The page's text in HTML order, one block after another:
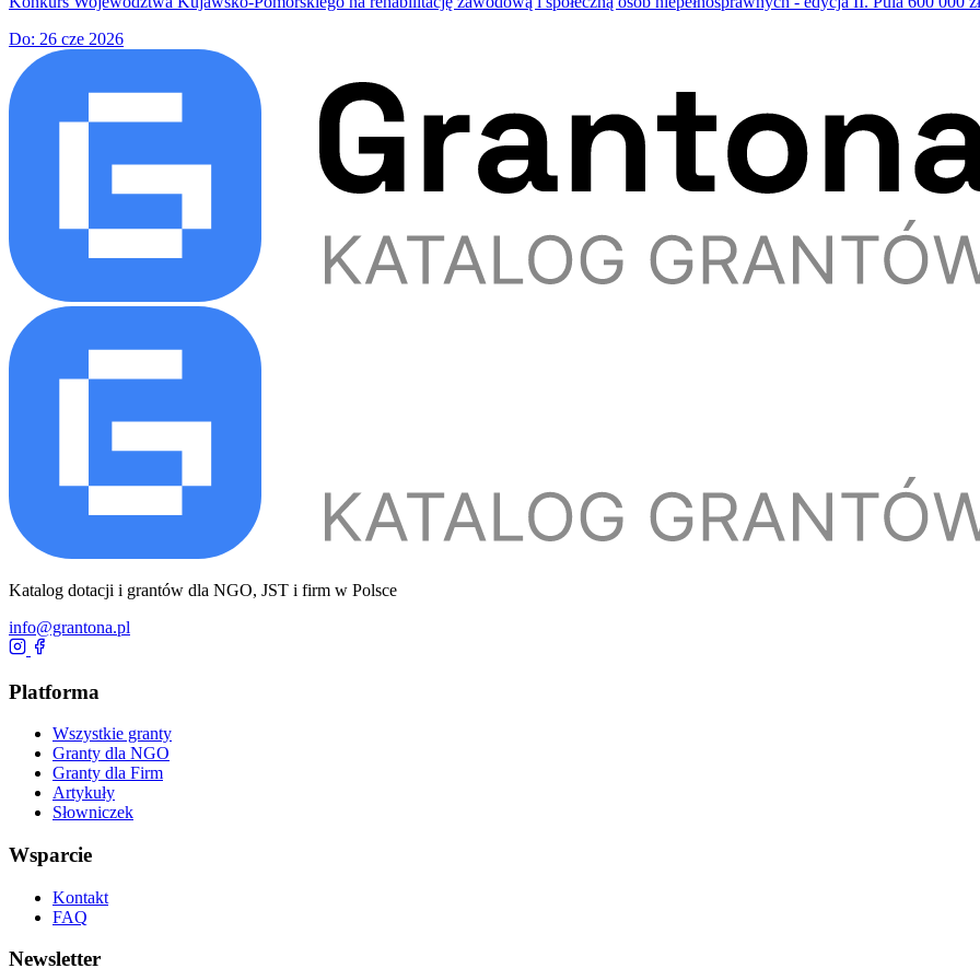
Do: 26 cze 2026
Katalog dotacji i grantów dla NGO, JST i firm w Polsce
info@grantona.pl
Platforma
Wszystkie granty
Granty dla NGO
Granty dla Firm
Artykuły
Słowniczek
Wsparcie
Kontakt
FAQ
Newsletter